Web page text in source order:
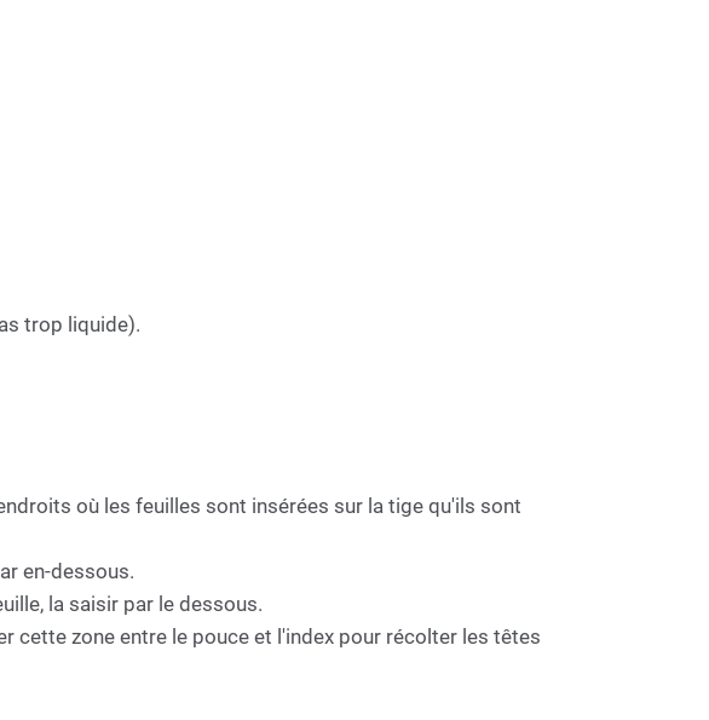
trop liquide).
où les feuilles sont insérées sur la tige qu'ils sont
en-dessous.
la saisir par le dessous.
cette zone entre le pouce et l'index pour récolter les têtes